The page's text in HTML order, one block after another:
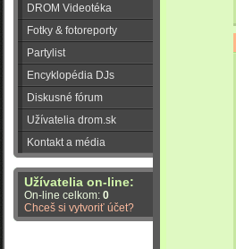
DROM Videotéka
Fotky & fotoreporty
Partylist
Encyklopédia DJs
Diskusné fórum
Užívatelia drom.sk
Kontakt a média
Užívatelia on-line:
On-line celkom: 0
Chceš si vytvoriť účet?